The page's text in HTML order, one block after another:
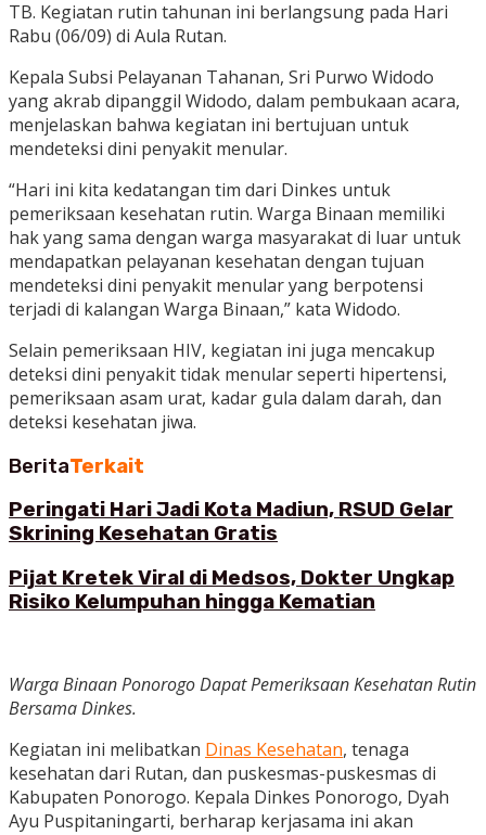
TB. Kegiatan rutin tahunan ini berlangsung pada Hari
Rabu (06/09) di Aula Rutan.
Kepala Subsi Pelayanan Tahanan, Sri Purwo Widodo
yang akrab dipanggil Widodo, dalam pembukaan acara,
menjelaskan bahwa kegiatan ini bertujuan untuk
mendeteksi dini penyakit menular.
“Hari ini kita kedatangan tim dari Dinkes untuk
pemeriksaan kesehatan rutin. Warga Binaan memiliki
hak yang sama dengan warga masyarakat di luar untuk
mendapatkan pelayanan kesehatan dengan tujuan
mendeteksi dini penyakit menular yang berpotensi
terjadi di kalangan Warga Binaan,” kata Widodo.
Selain pemeriksaan HIV, kegiatan ini juga mencakup
deteksi dini penyakit tidak menular seperti hipertensi,
pemeriksaan asam urat, kadar gula dalam darah, dan
deteksi kesehatan jiwa.
BeritaTerkait
Peringati Hari Jadi Kota Madiun, RSUD Gelar
Skrining Kesehatan Gratis
Pijat Kretek Viral di Medsos, Dokter Ungkap
Risiko Kelumpuhan hingga Kematian
Warga Binaan Ponorogo Dapat Pemeriksaan Kesehatan Rutin
Bersama Dinkes.
Kegiatan ini melibatkan Dinas Kesehatan, tenaga
kesehatan dari Rutan, dan puskesmas-puskesmas di
Kabupaten Ponorogo. Kepala Dinkes Ponorogo, Dyah
Ayu Puspitaningarti, berharap kerjasama ini akan